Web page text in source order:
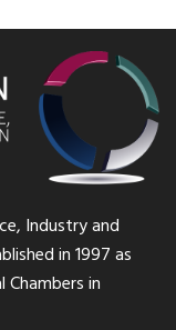
Industry and
in 1997 as
in